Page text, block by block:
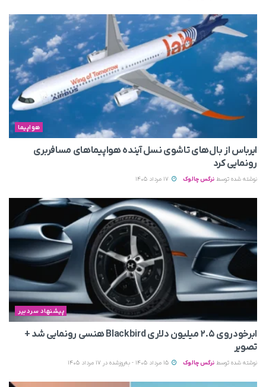
هواپیما
ایرباس از بال‌های تاشوی نسل آینده هواپیماهای مسافربری
رونمایی کرد
نوشته شده توسط نرگس چالوک
پیشنهاد سردبیر
ابرخودروی ۲.۵ میلیون دلاری Blackbird هنسی رونمایی شد +
تصویر
نوشته شده توسط نرگس چالوک